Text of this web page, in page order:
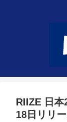
RIIZE 日
18日リリ